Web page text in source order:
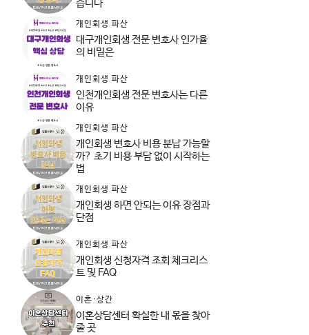
습니다
개인회생 파산
대구개인회생 전문 변호사 인가율
의 비밀은
개인회생 파산
인천개인회생 전문 변호사는 다른
이유
개인회생 파산
개인회생 변호사 비용 분납 가능할
까? 초기 비용 부담 없이 시작하는
법
개인회생 파산
개인회생 하면 안되는 이유 장점과
단점
개인회생 파산
개인회생 신청자격 조회 체크리스
트 및 FAQ
이혼·상간
이혼상담센터 확실한 내 몫을 찾아
줄 곳